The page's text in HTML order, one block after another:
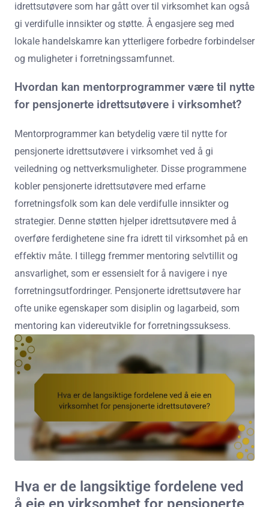
idrettsutøvere som har gått over til virksomhet kan også
gi verdifulle innsikter og støtte. Å engasjere seg med
lokale handelskamre kan ytterligere forbedre forbindelser
og muligheter i forretningssamfunnet.
Hvordan kan mentorprogrammer være til nytte
for pensjonerte idrettsutøvere i virksomhet?
Mentorprogrammer kan betydelig være til nytte for
pensjonerte idrettsutøvere i virksomhet ved å gi
veiledning og nettverksmuligheter. Disse programmene
kobler pensjonerte idrettsutøvere med erfarne
forretningsfolk som kan dele verdifulle innsikter og
strategier. Denne støtten hjelper idrettsutøvere med å
overføre ferdighetene sine fra idrett til virksomhet på en
effektiv måte. I tillegg fremmer mentoring selvtillit og
ansvarlighet, som er essensielt for å navigere i nye
forretningsutfordringer. Pensjonerte idrettsutøvere har
ofte unike egenskaper som disiplin og lagarbeid, som
mentoring kan videreutvikle for forretningssuksess.
Hva er de langsiktige fordelene ved